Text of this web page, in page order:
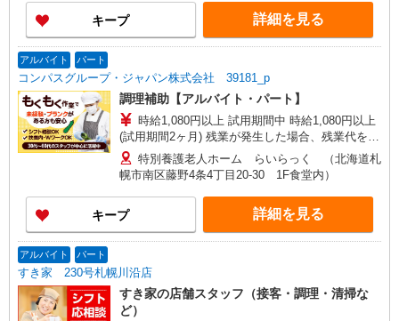
キープ 詳細を見る
アルバイト パート
コンパスグループ・ジャパン株式会社 39181_p
調理補助【アルバイト・パート】
時給1,080円以上 試用期間中 時給1,080円以上
(試用期間2ヶ月) 残業が発生した場合、残業代を1
分単位で別途支給します。
特別養護老人ホーム らいらっく （北海道札
幌市南区藤野4条4丁目20-30 1F食堂内）
キープ 詳細を見る
アルバイト パート
すき家 230号札幌川沿店
すき家の店舗スタッフ（接客・調理・清掃な
ど）